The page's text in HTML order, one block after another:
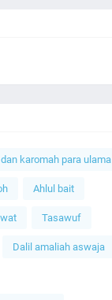
karomah para ulama
Ahlul bait
Tasawuf
Dalil amaliah aswaja